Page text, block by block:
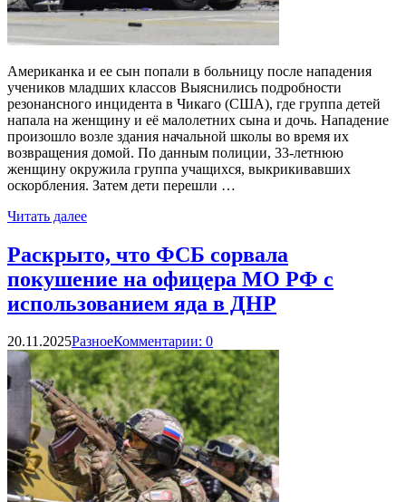
Американка и ее сын попали в больницу после нападения
учеников младших классов Выяснились подробности
резонансного инцидента в Чикаго (США), где группа детей
напала на женщину и её малолетних сына и дочь. Нападение
произошло возле здания начальной школы во время их
возвращения домой. По данным полиции, 33-летнюю
женщину окружила группа учащихся, выкрикивавших
оскорбления. Затем дети перешли …
Читать далее
Раскрыто, что ФСБ сорвала
покушение на офицера МО РФ с
использованием яда в ДНР
20.11.2025РазноеКомментарии: 0